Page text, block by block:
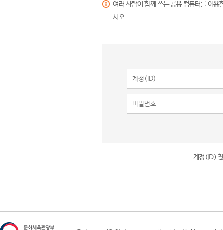
여러 사람이 함께 쓰는 공용 컴퓨터를 이
시오.
계정(ID)